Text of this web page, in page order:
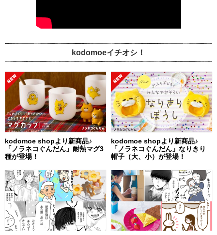
kodomoeイチオシ！
kodomoe shopより新商品♪
「ノラネコぐんだん」耐熱マグ3
種が登場！
kodomoe shopより新商品♪
「ノラネコぐんだん」なりきり
帽子（大、小）が登場！